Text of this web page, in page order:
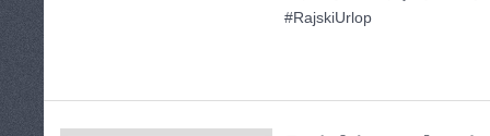
#RajskiUrlop